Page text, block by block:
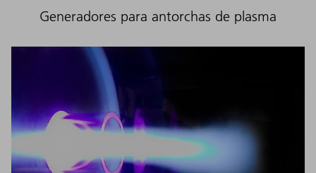
Generadores para antorchas de plasma